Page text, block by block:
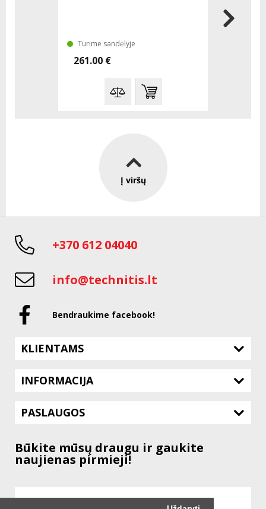
Turime sandėlyje
261.00 €
Į viršų
+370 612 04040
info@technitis.lt
Bendraukime facebook!
KLIENTAMS
INFORMACIJA
PASLAUGOS
Būkite mūsų draugu ir gaukite
naujienas pirmieji!